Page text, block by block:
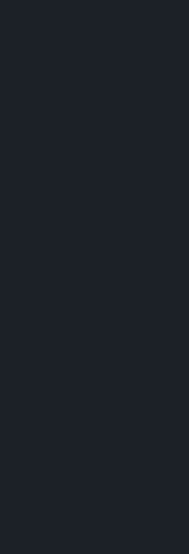
จอร์จ (ธันวา
ารเพื่อนร่วมเดิน
สินใจออกเดิน
บกับหญิงสาวชื่อ
านและความ
างๆ ที่ทั้งสร้าง
พวกเขา นอกจาก
หญิงสาวชาว
การเดินทางของ